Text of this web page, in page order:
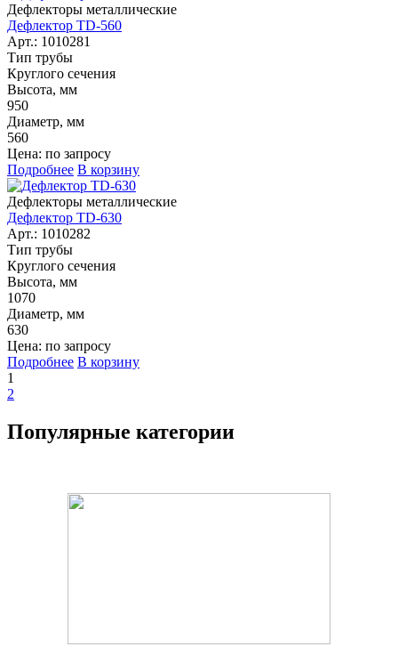
Дефлекторы металлические
Дефлектор TD-560
Арт.: 1010281
Тип трубы
Круглого сечения
Высота, мм
950
Диаметр, мм
560
Цена: по запросу
Подробнее В корзину
Дефлекторы металлические
Дефлектор TD-630
Арт.: 1010282
Тип трубы
Круглого сечения
Высота, мм
1070
Диаметр, мм
630
Цена: по запросу
Подробнее В корзину
1
2
Популярные категории